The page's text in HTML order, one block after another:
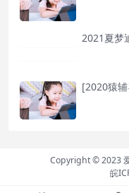
2021夏梦
[2020猿
Copyright © 2023
皖